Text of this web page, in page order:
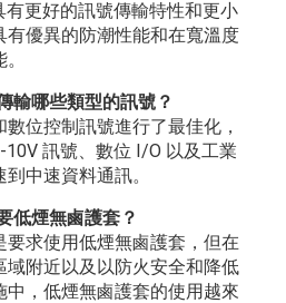
有更好的訊號傳輸特性和更小
有優異的防潮性能和在寬溫度
輸哪些類型的訊號？
位控制訊號進行了最佳化，
訊號、數位 I/O 以及工業
中速資料通訊。
低煙無鹵護套？
求使用低煙無鹵護套，但在
域附近以及以防火安全和降低
，低煙無鹵護套的使用越來